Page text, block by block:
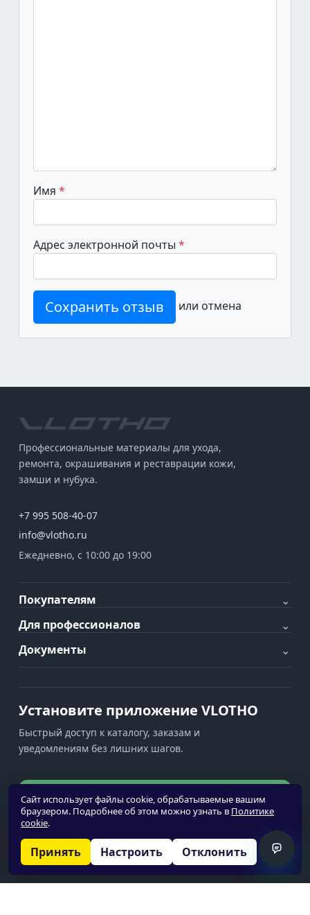
Сайт использует файлы cookie, обрабатываемые вашим
браузером. Подробнее об этом можно узнать в Политике
cookie.
Принять Настроить Отклонить
Имя
Адрес электронной почты
Сохранить отзыв или отмена
Профессиональные материалы для ухода,
ремонта, окрашивания и реставрации кожи,
замши и нубука.
+7 995 508-40-07
info@vlotho.ru
Ежедневно, с 10:00 до 19:00
Покупателям
⌄
Для профессионалов
⌄
Документы
⌄
Установите приложение VLOTHO
Быстрый доступ к каталогу, заказам и
уведомлениям без лишних шагов.
Установить приложение